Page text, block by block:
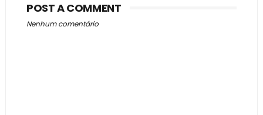
POST A COMMENT
Nenhum comentário